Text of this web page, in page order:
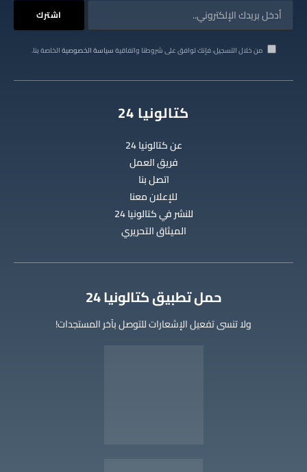
من خلال التسجيل، فإنك توافق على شروطنا واتفاقيةسياسة الخصوصيةالخاصة بنا.
كتالونيا 24
عن كتالونيا 24
فريق العمل
اتصل بنا
للإعلان معنا
للنشر في كتالونيا 24
الميثاق التحريري
‫حمل تطبيق كتالونيا 24
ولا تنسى تفعيل الإشعارات للتوصل بآخر المستجدات!